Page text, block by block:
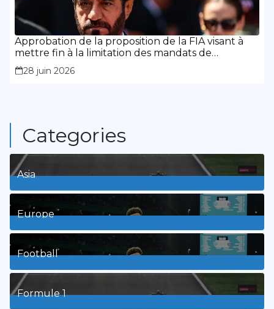
Approbation de la proposition de la FIA visant à
mettre fin à la limitation des mandats de
présidence
28 juin 2026
Categories
Asia
1Posts
Europe
3Posts
Football
8Posts
Formule 1